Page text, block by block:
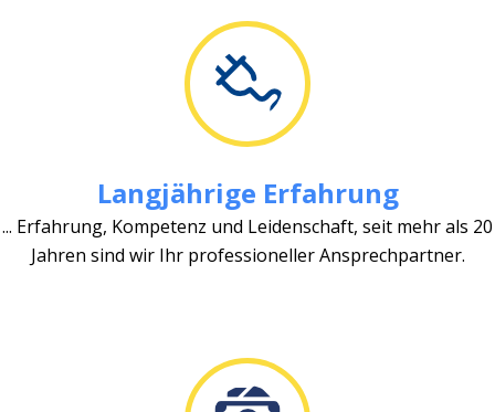
Langjährige Erfahrung
... Erfahrung, Kompetenz und Leidenschaft, seit mehr als 20
Jahren sind wir Ihr professioneller Ansprechpartner.